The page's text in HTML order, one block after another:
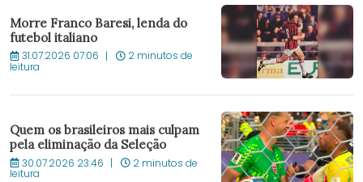
Morre Franco Baresi, lenda do
futebol italiano
31.07.2026 07:06 2 minutos de
leitura
Quem os brasileiros mais culpam
pela eliminação da Seleção
30.07.2026 23:46 2 minutos de
leitura